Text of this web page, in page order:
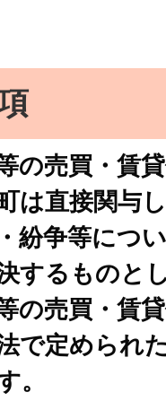
の売買・賃
は直接関与
紛争等につ
するものと
の売買・賃
で定められ
。